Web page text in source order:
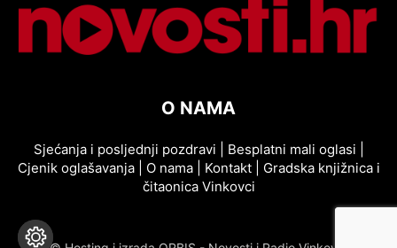
O NAMA
Sjećanja i posljednji pozdravi Besplatni mali oglasi
Cjenik oglašavanja| O nama| Kontakt| Gradska knjižnica i
čitaonica Vinkovci